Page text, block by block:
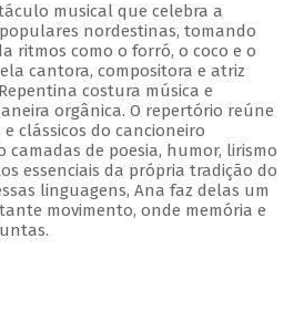
musical que celebra a
nordestinas, tomando
ritmos como o forró, o coco e o
cantora, compositora e atriz
costura música e
orgânica. O repertório reúne
clássicos do cancioneiro
camadas de poesia, humor, lirismo
essenciais da própria tradição do
linguagens, Ana faz delas um
movimento, onde memória e